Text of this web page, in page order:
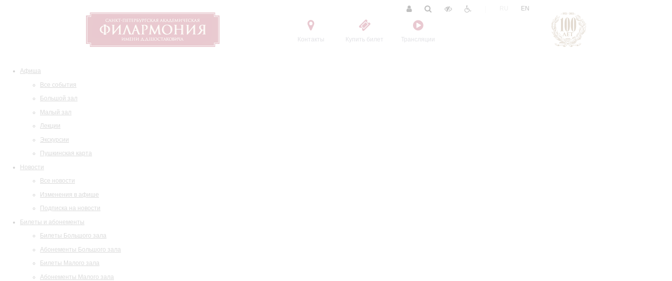
Контакты Купить билет Трансляции
EN
Афиша
Все события
Большой зал
Малый зал
Лекции
Экскурсии
Пушкинская карта
Новости
Все новости
Изменения в афише
Подписка на новости
Билеты и абонементы
Билеты Большого зала
Абонементы Большого зала
Билеты Малого зала
Абонементы Малого зала